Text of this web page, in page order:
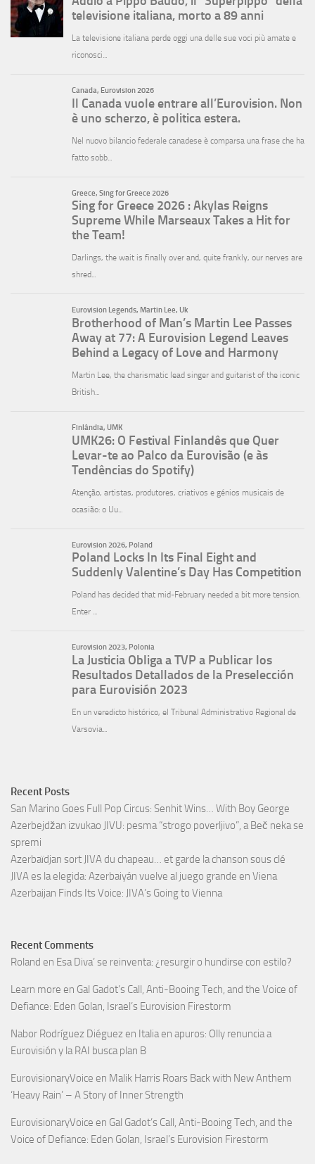
Recent Posts
San Marino Goes Full Pop Circus: Senhit Wins… With Boy George
Azerbejdžan izvukao JIVU: pesma “strogo poverljivo”, a Beč neka se
spremi
Azerbaïdjan sort JIVA du chapeau… et garde la chanson sous clé
JIVA es la elegida: Azerbaiyán vuelve al juego grande en Viena
Azerbaijan Finds Its Voice: JIVA’s Going to Vienna
Recent Comments
Roland en Esa Diva’ se reinventa: ¿resurgir o hundirse con estilo?
Learn more en Gal Gadot’s Call, Anti-Booing Tech, and the Voice of
Defiance: Eden Golan, Israel’s Eurovision Firestorm
Nabor Rodríguez Diéguez en Italia en apuros: Olly renuncia a
Eurovisión y la RAI busca plan B
EurovisionaryVoice en Malik Harris Roars Back with New Anthem
‘Heavy Rain’ – A Story of Inner Strength
EurovisionaryVoice en Gal Gadot’s Call, Anti-Booing Tech, and the
Voice of Defiance: Eden Golan, Israel’s Eurovision Firestorm